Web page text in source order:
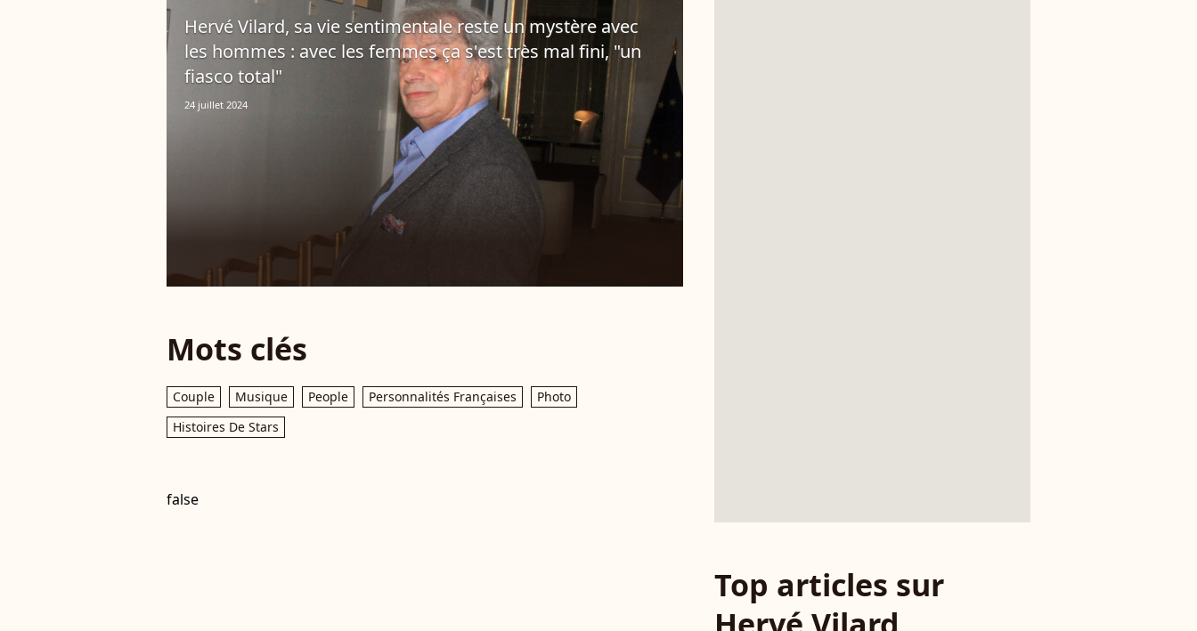
Hervé Vilard, sa vie sentimentale reste un mystère avec
les hommes : avec les femmes ça s'est très mal fini, "un
fiasco total"
24 juillet 2024
Mots clés
Couple Musique People Personnalités Françaises
Photo
Histoires De Stars
false
Top articles sur